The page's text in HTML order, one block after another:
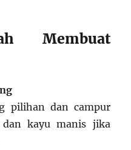
Membuat
pilihan dan campur
kayu manis jika